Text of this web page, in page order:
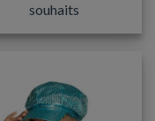
souhaits